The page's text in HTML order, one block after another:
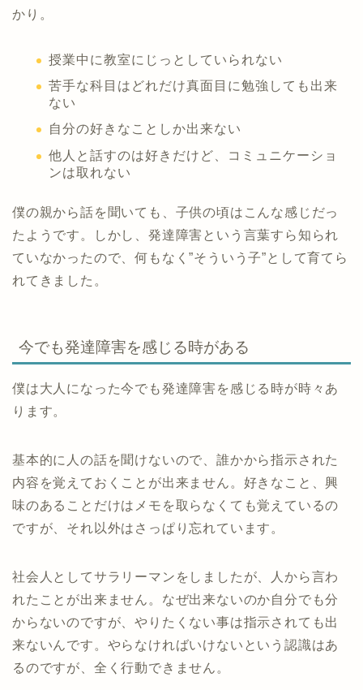
かり。
授業中に教室にじっとしていられない
苦手な科目はどれだけ真面目に勉強しても出来
ない
自分の好きなことしか出来ない
他人と話すのは好きだけど、コミュニケーショ
ンは取れない
僕の親から話を聞いても、子供の頃はこんな感じだっ
たようです。しかし、発達障害という言葉すら知られ
ていなかったので、何もなく”そういう子”として育てら
れてきました。
今でも発達障害を感じる時がある
僕は大人になった今でも発達障害を感じる時が時々あ
ります。
基本的に人の話を聞けないので、誰かから指示された
内容を覚えておくことが出来ません。好きなこと、興
味のあることだけはメモを取らなくても覚えているの
ですが、それ以外はさっぱり忘れています。
社会人としてサラリーマンをしましたが、人から言わ
れたことが出来ません。なぜ出来ないのか自分でも分
からないのですが、やりたくない事は指示されても出
来ないんです。やらなければいけないという認識はあ
るのですが、全く行動できません。